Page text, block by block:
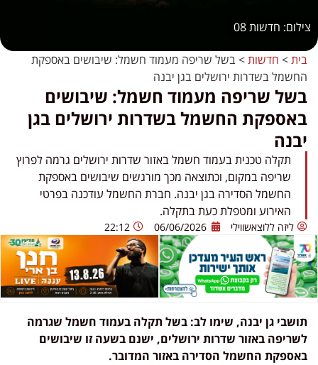
חדשות 08
בית> חדשות>בשל שריפה מעמוד חשמל: שיבושים באספקת
החשמל בשדרות ירושלים בגן יבנה
בשל שריפה מעמוד חשמל: שיבושים
באספקת החשמל בשדרות ירושלים בגן
יבנה
תקלה טכנית בעמוד חשמל באזור שדרות ירושלים גרמה לפרוץ
שריפה במקום, וכתוצאה מכך מורגשים שיבושים באספקת
החשמל הסדירה בגן יבנה. חברת החשמל עודכנה בפרטי
האירוע ומטפלת כעת בתקלה.
ליזה ללוצאשווילי 06/06/2026
22:12
תושבי גן יבנה, שימו לב: בשל תקלה בעמוד חשמל שגרמה
לשריפה באזור שדרות ירושלים, ישנם בשעה זו שיבושים
באספקת החשמל הסדירה באזור המדובר.